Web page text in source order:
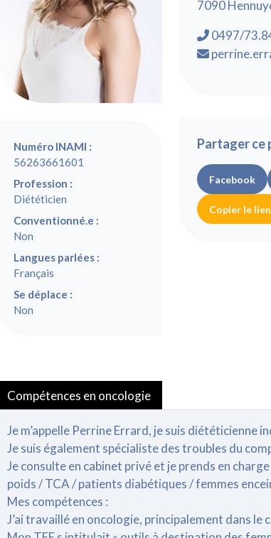
Numéro INAMI :
56263661601
Profession :
Diététicien
Conventionné.e :
Non
Langues parlées :
Français
Se déplace :
Non
7090
0497/
Partager ce
Facebook
Copier le lien
Compétences en oncologie
Je m’appelle Perrine Errard, je suis diététicienne
Je suis également spécialiste des troubles du
Je consulte en cabinet privé et je prends en
poids / TCA / patients diabétiques / femmes
Mes compétences :
J’ai travaillé en oncologie, principalement dans le